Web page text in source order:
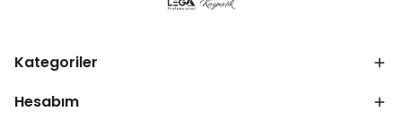
Kategoriler
Hesabım